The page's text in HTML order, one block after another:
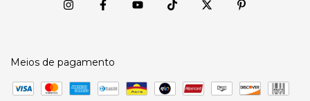
Meios de pagamento